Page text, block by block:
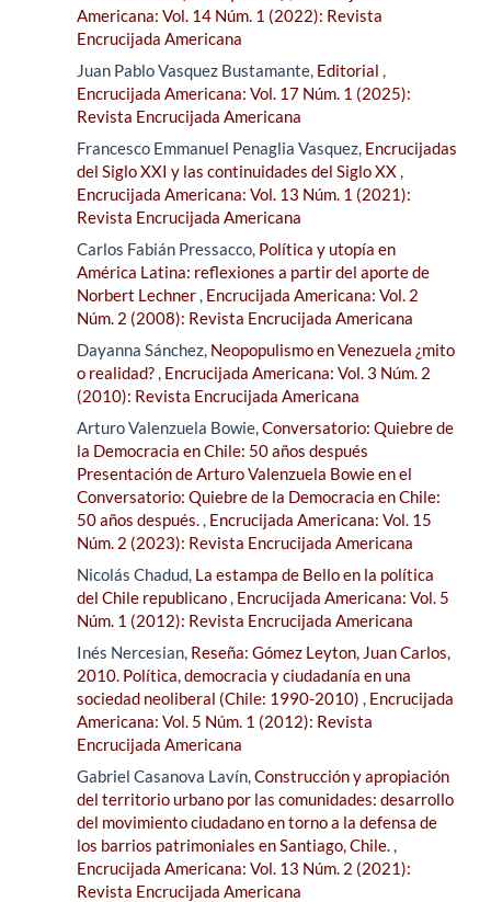
Americana: Vol. 14 Núm. 1 (2022): Revista
Encrucijada Americana
Juan Pablo Vasquez Bustamante, Editorial ,
Encrucijada Americana: Vol. 17 Núm. 1 (2025):
Revista Encrucijada Americana
Francesco Emmanuel Penaglia Vasquez, Encrucijadas
del Siglo XXI y las continuidades del Siglo XX,
Encrucijada Americana: Vol. 13 Núm. 1 (2021):
Revista Encrucijada Americana
Carlos Fabián Pressacco, Política y utopía en
América Latina: reflexiones a partir del aporte de
Norbert Lechner, Encrucijada Americana: Vol. 2
Núm. 2 (2008): Revista Encrucijada Americana
Dayanna Sánchez, Neopopulismo en Venezuela ¿mito
o realidad?, Encrucijada Americana: Vol. 3 Núm. 2
(2010): Revista Encrucijada Americana
Arturo Valenzuela Bowie,Conversatorio: Quiebre de
la Democracia en Chile: 50 años después
Presentación de Arturo Valenzuela Bowie en el
Conversatorio: Quiebre de la Democracia en Chile:
50 años después., Encrucijada Americana: Vol. 15
Núm. 2 (2023): Revista Encrucijada Americana
Nicolás Chadud, La estampa de Bello en la política
del Chile republicano, Encrucijada Americana: Vol. 5
Núm. 1 (2012): Revista Encrucijada Americana
Inés Nercesian, Reseña: Gómez Leyton, Juan Carlos,
2010. Política, democracia y ciudadanía en una
sociedad neoliberal (Chile: 1990-2010) , Encrucijada
Americana: Vol. 5 Núm. 1 (2012): Revista
Encrucijada Americana
Gabriel Casanova Lavín,Construcción y apropiación
del territorio urbano por las comunidades: desarrollo
del movimiento ciudadano en torno a la defensa de
los barrios patrimoniales en Santiago, Chile.,
Encrucijada Americana: Vol. 13 Núm. 2 (2021):
Revista Encrucijada Americana